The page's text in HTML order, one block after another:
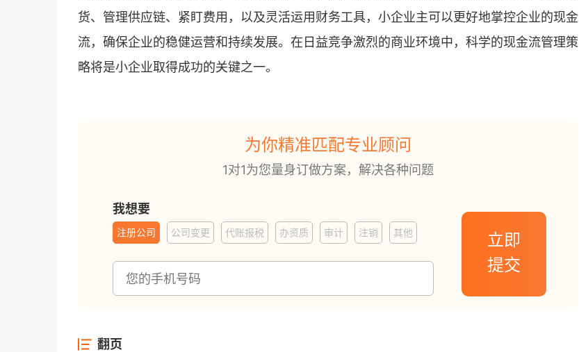
货、管理供应链、紧盯费用，以及灵活运用财务工具，小企业主可以更好地掌控企业的现金
流，确保企业的稳健运营和持续发展。在日益竞争激烈的商业环境中，科学的现金流管理策
略将是小企业取得成功的关键之一。
为你精准匹配专业顾问
1对1为您量身订做方案，解决各种问题
我想要
注册公司 公司变更 代账报税 办资质 审计 注销 其他
立即
提交
翻页